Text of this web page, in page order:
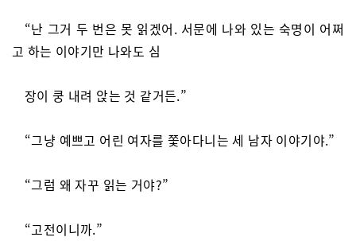
“난 그거 두 번은 못 읽겠어. 서문에 나와 있는 숙명이 어쩌
고 하는 이야기만 나와도 심
장이 쿵 내려 앉는 것 같거든.”
“그냥 예쁘고 어린 여자를 쫓아다니는 세 남자 이야기야.”
“그럼 왜 자꾸 읽는 거야?”
“고전이니까.”